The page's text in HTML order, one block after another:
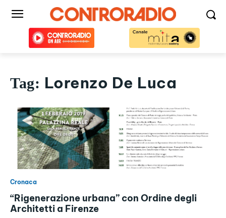
Tag: Lorenzo De Luca
Cronaca
“Rigenerazione urbana” con Ordine degli
Architetti a Firenze